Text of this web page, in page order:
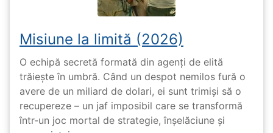
Misiune la limită (2026)
O echipă secretă formată din agenți de elită
trăiește în umbră. Când un despot nemilos fură o
avere de un miliard de dolari, ei sunt trimiși să o
recupereze – un jaf imposibil care se transformă
într-un joc mortal de strategie, înșelăciune și